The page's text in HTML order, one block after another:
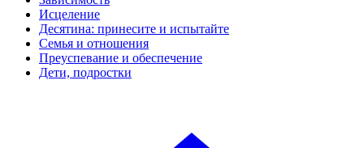
Исцеление
Десятина: принесите и испытайте
Семья и отношения
Преуспевание и обеспечение
Дети, подростки